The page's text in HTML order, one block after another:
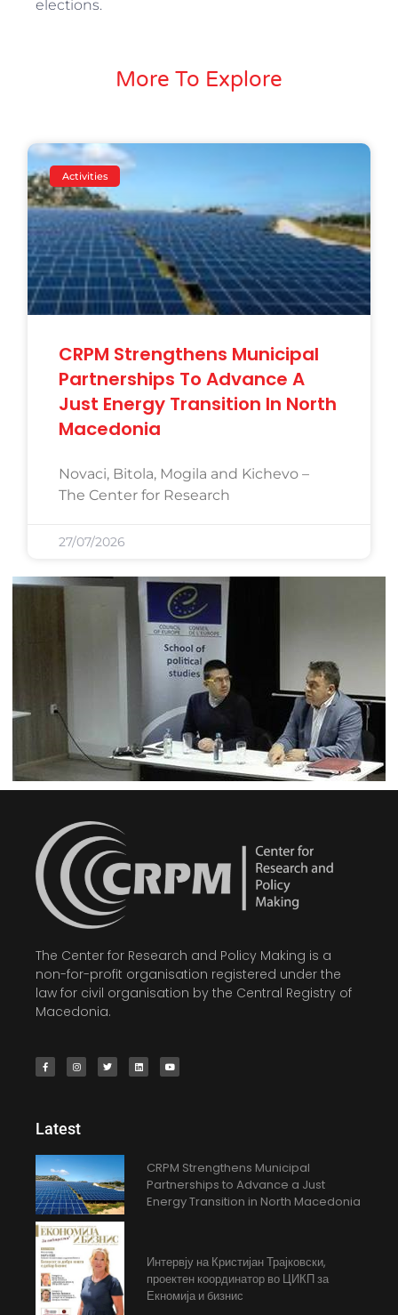
elections.
More To Explore
Activities
CRPM Strengthens Municipal
Partnerships To Advance A
Just Energy Transition In North
Macedonia
Novaci, Bitola, Mogila and Kichevo –
The Center for Research
27/07/2026
The Center for Research and Policy Making is a
non-for-profit organisation registered under the
law for civil organisation by the Central Registry of
Macedonia.
Latest
CRPM Strengthens Municipal
Partnerships to Advance a Just
Energy Transition in North Macedonia
Интервју на Кристијан Трајковски,
проектен координатор во ЦИКП за
Екномија и бизнис